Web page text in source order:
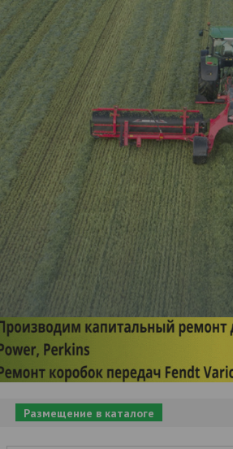
Размещение в каталоге